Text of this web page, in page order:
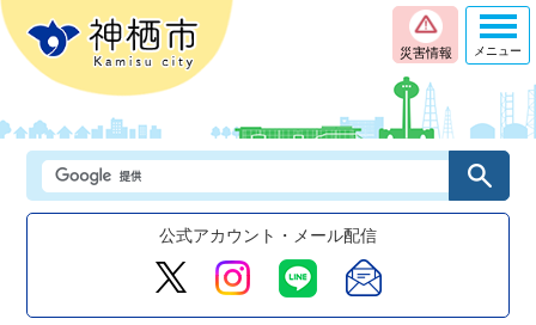
災害情報
公式アカウント・メール配信
メニュー